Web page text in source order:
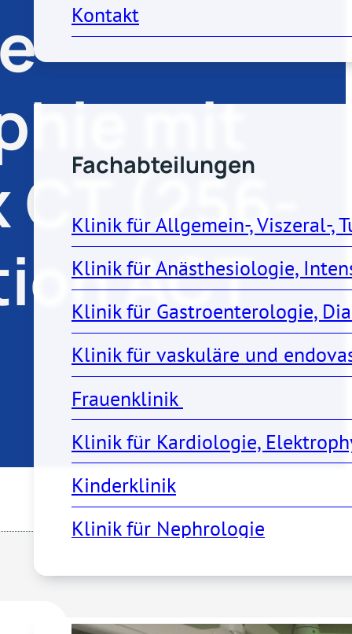
Kontakt
Fachabteilungen
Klinik für Allgemein-, Viszeral-,
Klinik für Anästhesiologie,
Klinik für Gastroenterologie,
Klinik für vaskuläre und
Frauenklinik
Klinik für Kardiologie,
Kinderklinik
Klinik für Nephrologie
Klinik für Notfall- und
mit
CT (256-
ACT